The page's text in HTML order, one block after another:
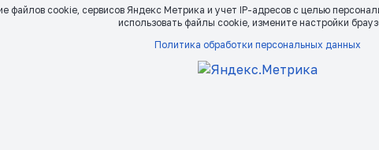
файлов сookie, сервисов Яндекс Метрика и учет IP-адресов с целью
использовать файлы сookie, измените настройки
Политика обработки персональных данных